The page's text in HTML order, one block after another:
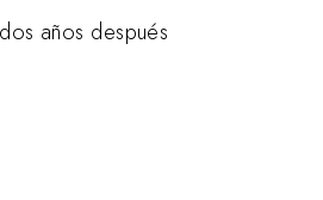
años después